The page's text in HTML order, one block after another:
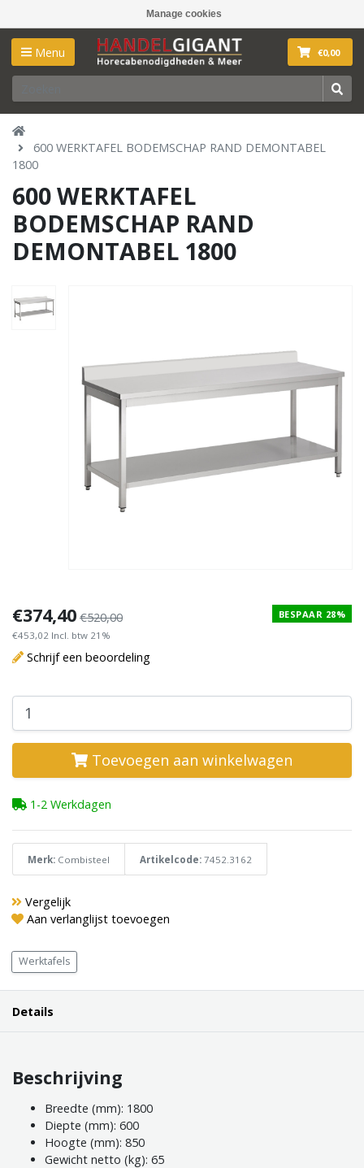
Manage cookies
Menu €0,00
600 WERKTAFEL BODEMSCHAP RAND DEMONTABEL
1800
600 WERKTAFEL
BODEMSCHAP RAND
DEMONTABEL 1800
€374,40 €520,00
€453,02 Incl. btw 21%
BESPAAR 28%
Schrijf een beoordeling
Toevoegen aan winkelwagen
1-2 Werkdagen
Merk: Combisteel Artikelcode: 7452.3162
Vergelijk
Aan verlanglijst toevoegen
Werktafels
Details
Beschrijving
Breedte (mm): 1800
Diepte (mm): 600
Hoogte (mm): 850
Gewicht netto (kg): 65